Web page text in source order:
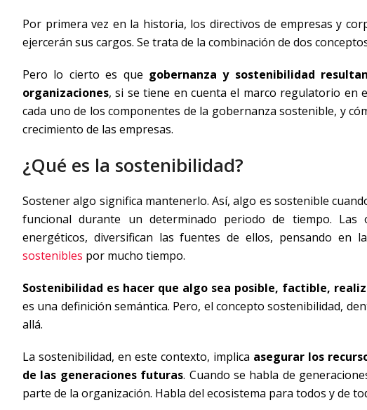
Por primera vez en la historia, los directivos de empresas y
ejercerán sus cargos. Se trata de la combinación de dos
Pero lo cierto es que gobernanza y sostenibilidad
organizaciones, si se tiene en cuenta el marco regulatorio en
cada uno de los componentes de la gobernanza sostenible, y
crecimiento de las empresas.
¿Qué es la sostenibilidad?
Sostener algo significa mantenerlo. Así, algo es sostenible
funcional durante un determinado periodo de tiempo. Las
energéticos, diversifican las fuentes de ellos, pensando en
sostenibles por mucho tiempo.
Sostenibilidad es hacer que algo sea posible, factible,
es una definición semántica. Pero, el concepto sostenibilidad,
allá.
La sostenibilidad, en este contexto, implica asegurar los
de las generaciones futuras. Cuando se habla de
parte de la organización. Habla del ecosistema para todos y de